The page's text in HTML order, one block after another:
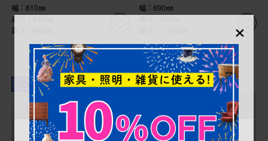
幅：610㎜
奥行：630㎜
高さ：945㎜
幅：690㎜
これからリペア予定品 これからリペア予定品
×